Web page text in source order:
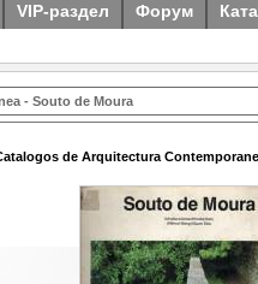
VIP-раздел Форум
- Souto de Moura
de Arquitectura